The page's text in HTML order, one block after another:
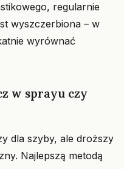
regularnie
wyszczerbiona – w
wyrównać
w sprayu czy
dla szyby, ale droższy
Najlepszą metodą